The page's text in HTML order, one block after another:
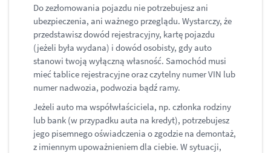
Do zezłomowania pojazdu nie potrzebujesz ani
ubezpieczenia, ani ważnego przeglądu. Wystarczy, że
przedstawisz dowód rejestracyjny, kartę pojazdu
(jeżeli była wydana) i dowód osobisty, gdy auto
stanowi twoją wyłączną własność. Samochód musi
mieć tablice rejestracyjne oraz czytelny numer VIN lub
numer nadwozia, podwozia bądź ramy.
Jeżeli auto ma współwłaściciela, np. członka rodziny
lub bank (w przypadku auta na kredyt), potrzebujesz
jego pisemnego oświadczenia o zgodzie na demontaż,
z imiennym upoważnieniem dla ciebie. W sytuacji,